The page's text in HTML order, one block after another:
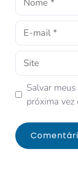
Salvar
próxima vez